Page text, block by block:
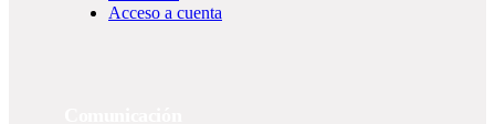
Acceso a cuenta